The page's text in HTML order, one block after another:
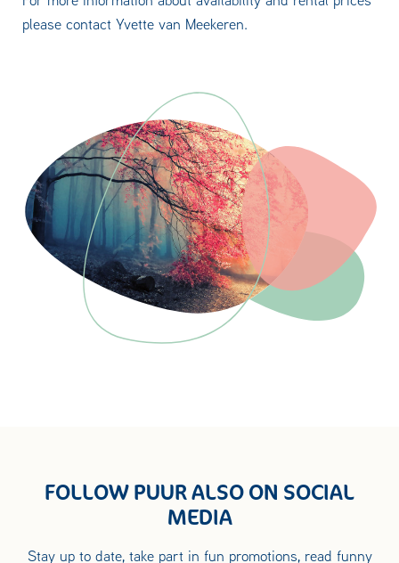
please contact Yvette van Meekeren.
FOLLOW PUUR ALSO ON SOCIAL
MEDIA
Stay up to date, take part in fun promotions, read funny